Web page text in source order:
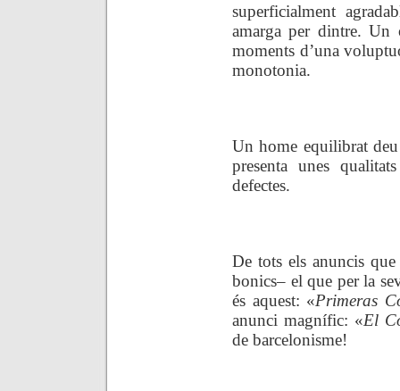
superficialment
amarga per dintre.
moments d’una
monotonia.
Un home equilibrat
presenta unes
defectes.
De tots els anuncis
bonics– el que per la
és aquest: «Primeras
anunci magnífic: «El
de barcelonisme!